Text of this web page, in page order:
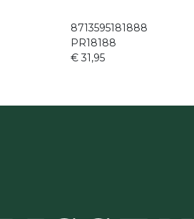
8713595181888
PR18188
€31,95